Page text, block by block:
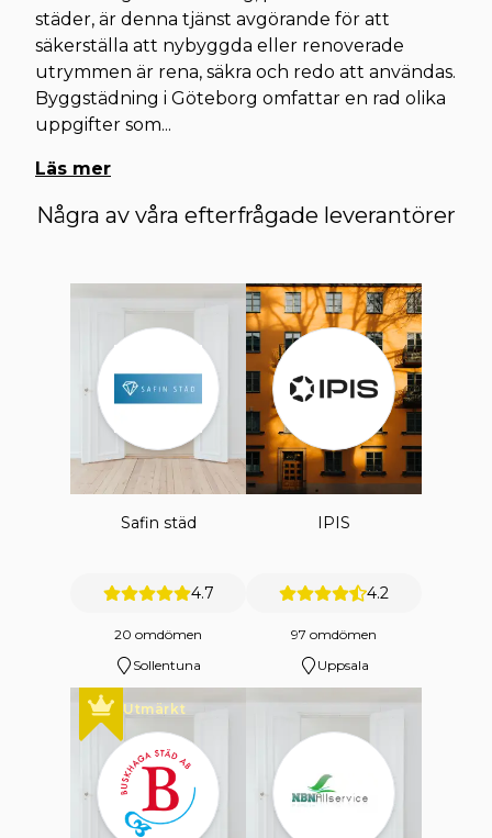
städer, är denna tjänst avgörande för att
säkerställa att nybyggda eller renoverade
utrymmen är rena, säkra och redo att användas.
Byggstädning i Göteborg omfattar en rad olika
uppgifter som...
Läs mer
Några av våra efterfrågade leverantörer
Safin städ
4.7
20 omdömen
Sollentuna
IPIS
4.2
97 omdömen
Uppsala
Utmärkt